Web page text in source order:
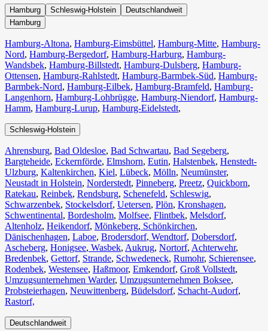
Hamburg Schleswig-Holstein
Deutschlandweit
Hamburg
Hamburg-Altona, Hamburg-Eimsbüttel, Hamburg-Mitte, Hamburg-
Nord, Hamburg-Bergedorf, Hamburg-Harburg, Hamburg-
Wandsbek, Hamburg-Billstedt, Hamburg-Dulsberg, Hamburg-
Ottensen, Hamburg-Rahlstedt, Hamburg-Barmbek-Süd, Hamburg-
Barmbek-Nord, Hamburg-Eilbek, Hamburg-Bramfeld, Hamburg-
Langenhorn, Hamburg-Lohbrügge, Hamburg-Niendorf, Hamburg-
Hamm, Hamburg-Lurup, Hamburg-Eidelstedt,
Schleswig-Holstein
Ahrensburg, Bad Oldesloe, Bad Schwartau, Bad Segeberg,
Bargteheide, Eckernförde, Elmshorn, Eutin, Halstenbek, Henstedt-
Ulzburg, Kaltenkirchen, Kiel, Lübeck, Mölln, Neumünster,
Neustadt in Holstein, Norderstedt, Pinneberg, Preetz, Quickborn,
Ratekau, Reinbek, Rendsburg, Schenefeld, Schleswig,
Schwarzenbek, Stockelsdorf, Uetersen, Plön, Kronshagen,
Schwentinental, Bordesholm, Molfsee, Flintbek, Melsdorf,
Altenholz, Heikendorf, Mönkeberg, Schönkirchen,
Dänischenhagen, Laboe, Brodersdorf, Wendtorf, Dobersdorf,
Ascheberg, Honigsee, Wasbek, Aukrug, Nortorf, Achterwehr,
Bredenbek, Gettorf, Strande, Schwedeneck, Rumohr, Schierensee,
Rodenbek, Westensee, Haßmoor, Emkendorf, Groß Vollstedt,
Umzugsunternehmen Warder, Umzugsunternehmen Boksee,
Probsteierhagen, Neuwittenberg, Büdelsdorf, Schacht-Audorf,
Rastorf,
Deutschlandweit